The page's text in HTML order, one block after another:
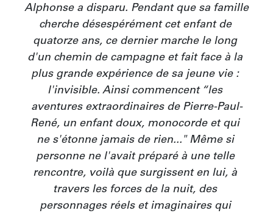
Alphonse a disparu. Pendant que sa famille
cherche désespérément cet enfant de
quatorze ans, ce dernier marche le long
d'un chemin de campagne et fait face à la
plus grande expérience de sa jeune vie :
l'invisible. Ainsi commencent “les
aventures extraordinaires de Pierre-Paul-
René, un enfant doux, monocorde et qui
ne s'étonne jamais de rien..." Même si
personne ne l'avait préparé à une telle
rencontre, voilà que surgissent en lui, à
travers les forces de la nuit, des
personnages réels et imaginaires qui